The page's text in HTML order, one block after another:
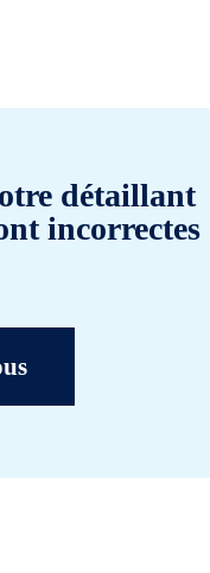
détaillant
incorrectes